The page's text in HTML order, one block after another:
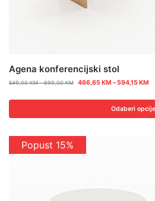
Agena konferencijski stol
549,00KM – 699,00KM 466,65KM –594,15KM
Odaberi opcije
Popust 15%